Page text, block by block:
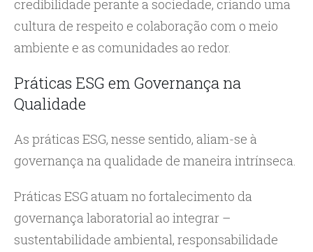
credibilidade perante a sociedade, criando uma
cultura de respeito e colaboração com o meio
ambiente e as comunidades ao redor.
Práticas ESG em Governança na
Qualidade
As práticas ESG, nesse sentido, aliam-se à
governança na qualidade de maneira intrínseca.
Práticas ESG atuam no fortalecimento da
governança laboratorial ao integrar –
sustentabilidade ambiental, responsabilidade